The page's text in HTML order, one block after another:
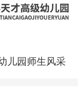
儿园师生风采